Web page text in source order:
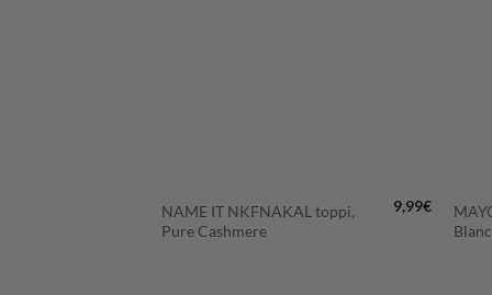
NAME IT NKFNAKAL toppi,
Pure Cashmere
9,99€